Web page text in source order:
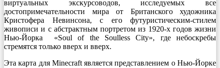
виртуальных экскурсоводов, исследуемых все
достопримечательности мира от Британского художника
Кристофера Невинсона, с его футуристическим-стилем
живописи и с абстрактным портретом из 1920-х годов жизни
Нью-Йорка «Soul of the Soulless City», где небоскребы
стремятся только вверх и вверх.
Эта карта для Minecraft является представлением о Нью-Йорке